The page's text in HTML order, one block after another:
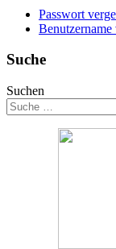
Passwort
Benutzername
Suche
Suchen